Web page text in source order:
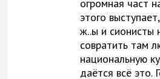
огромная част
этого
ж..ы и сионисты
совратить там
национальную
даётся всё это.